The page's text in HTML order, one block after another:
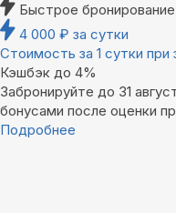
Быстрое бронирование
4 000 ₽ за сутки
Стоимость за 1 сутки при
Кэшбэк до 4%
Забронируйте до 31
бонусами после оценки
Подробнее